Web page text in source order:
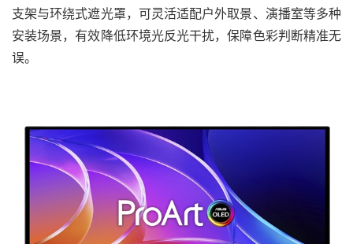
支架与环绕式遮光罩，可灵活适配户外取景、演播室等多种
安装场景，有效降低环境光反光干扰，保障色彩判断精准无
误。